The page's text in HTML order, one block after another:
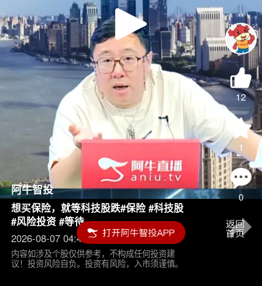
Play
Video
12
1
0
阿牛智投
想买保险，就等科技股跌#保险 #科技股
#风险投资 #等待
2026-08-07 04:45
内容如涉及个股仅供参考，不构成任何投资建
议！投资风险自负。投资有风险，入市须谨慎。